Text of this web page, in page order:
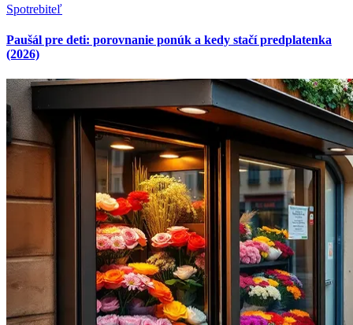
Spotrebiteľ
Paušál pre deti: porovnanie ponúk a kedy stačí predplatenka
(2026)